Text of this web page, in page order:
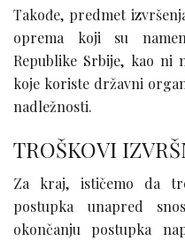
Takođe, predmet
oprema koji su
Republike Srbije, kao ni
koje koriste državni
nadležnosti.
TROŠKOVI
Za kraj, ističemo da
postupka unapred
okončanju postupka